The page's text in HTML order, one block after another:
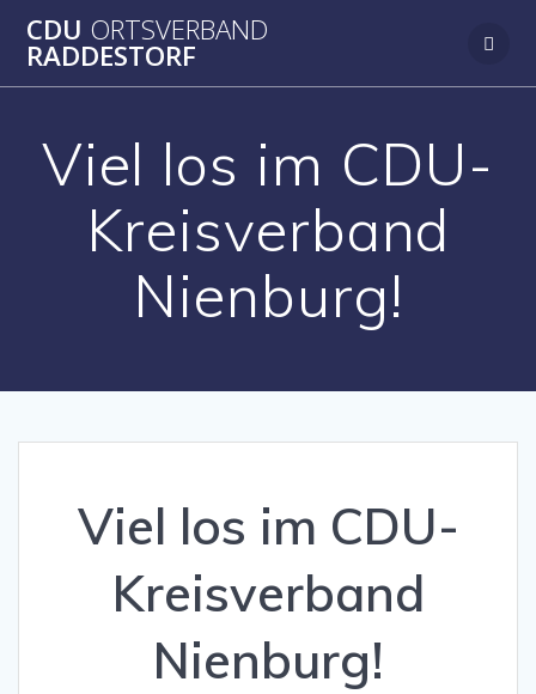
CDU ORTSVERBAND
RADDESTORF
Viel los im CDU-
Kreisverband
Nienburg!
Viel los im CDU-
Kreisverband
Nienburg!